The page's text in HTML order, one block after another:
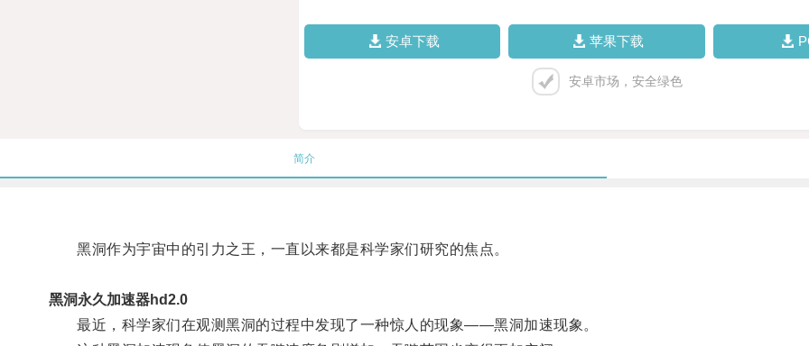
安卓下载 苹果下载
安卓市场，安全绿色
简介
黑洞作为宇宙中的引力之王，一直以来都是科学家们研究的焦点。
黑洞永久加速器hd2.0
最近，科学家们在观测黑洞的过程中发现了一种惊人的现象——黑洞加速现象。